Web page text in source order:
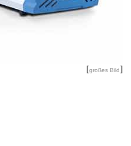
[großes Bild]